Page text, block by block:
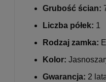
Grubość ścian:
Liczba półek: 1
Rodzaj zamka:
Kolor:
Gwarancja: 2